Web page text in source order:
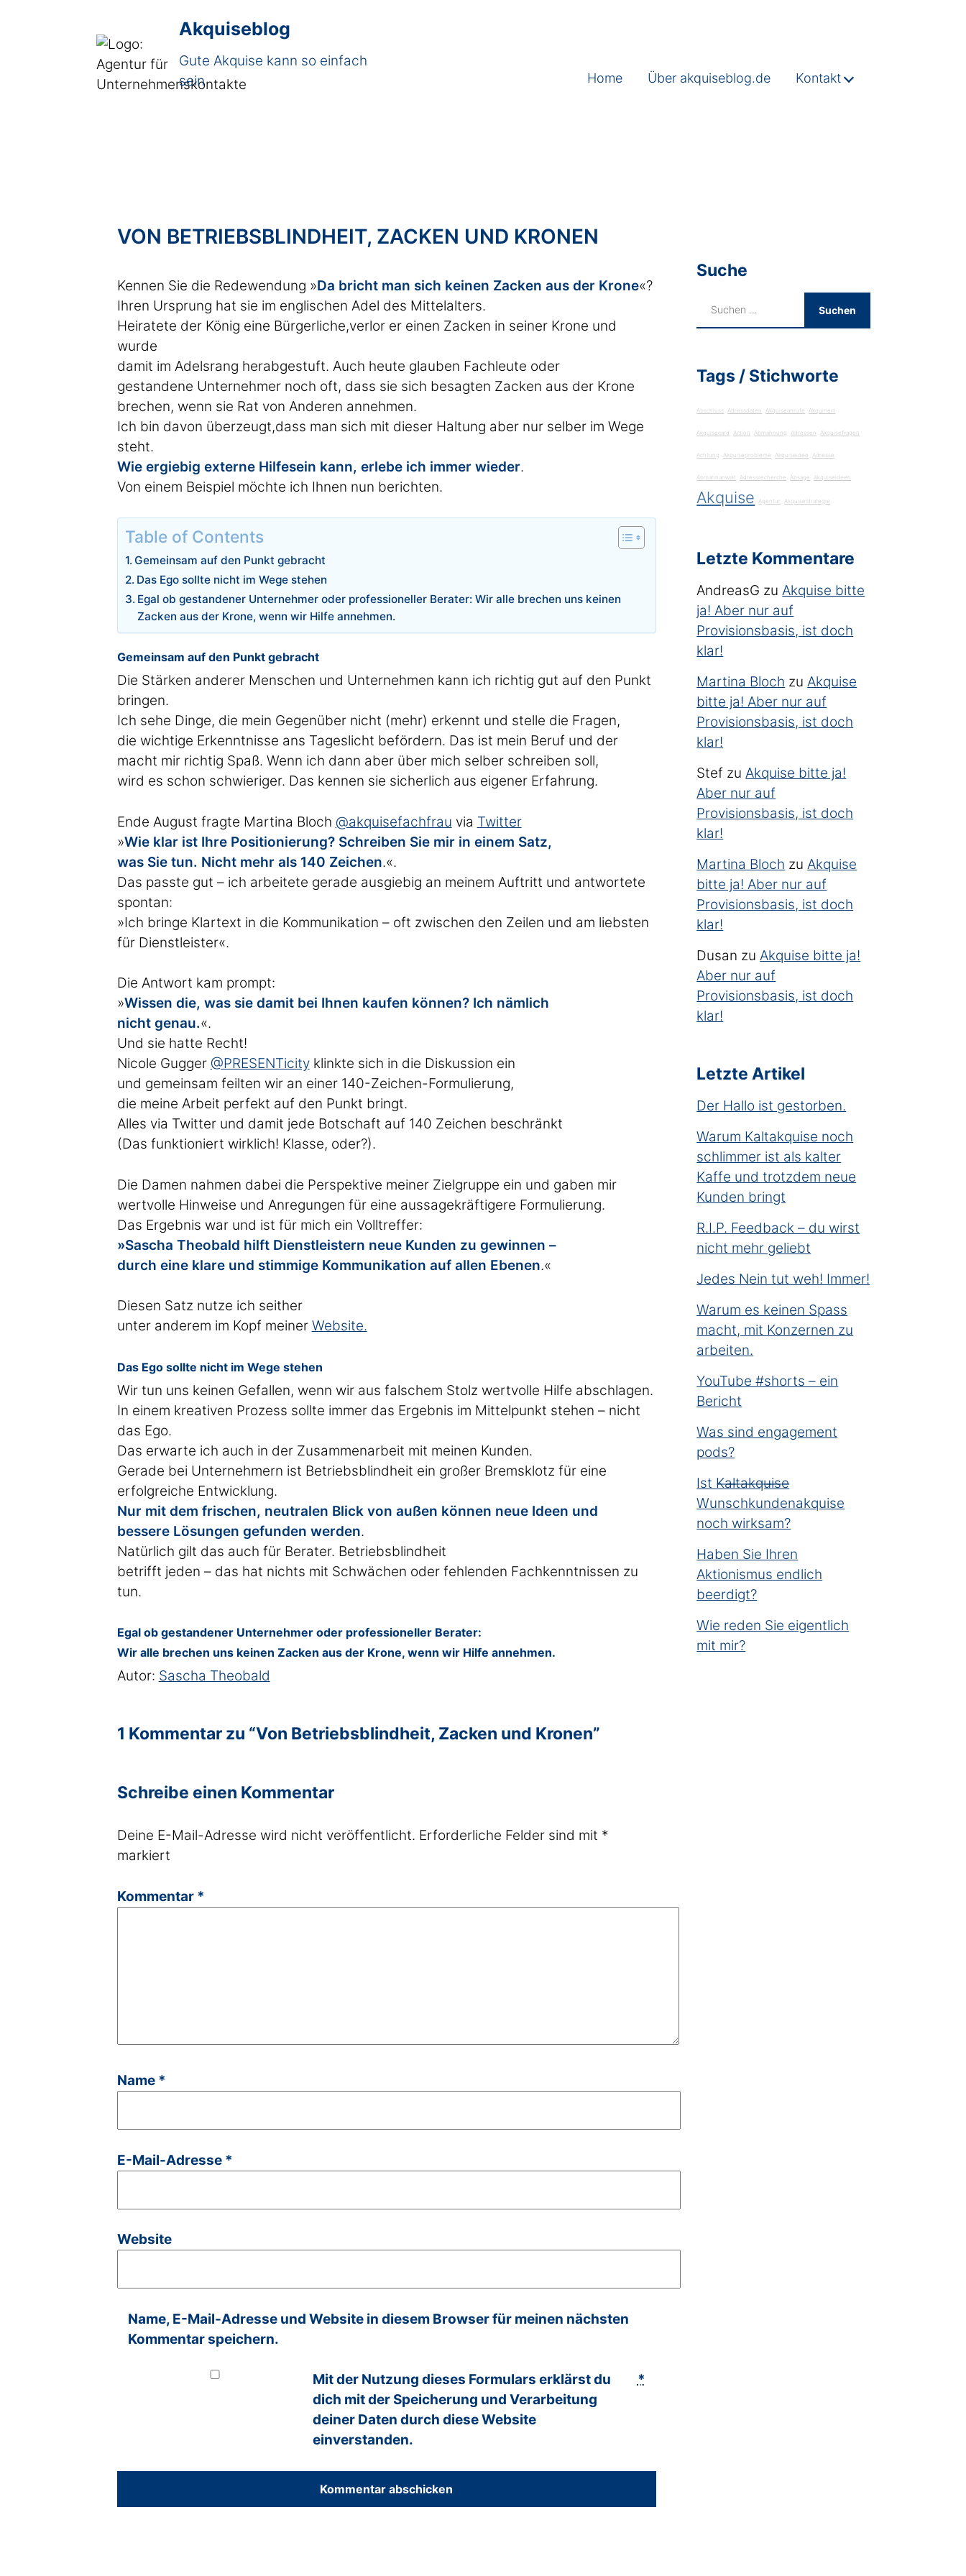
Akquiseblog
Gute Akquise kann so einfach
sein
Home Über akquiseblog.de Kontakt
VON BETRIEBSBLINDHEIT, ZACKEN UND KRONEN
Kennen Sie die Redewendung »Da bricht man sich keinen Zacken aus der Krone«?
Ihren Ursprung hat sie im englischen Adel des Mittelalters.
Heiratete der König eine Bürgerliche,verlor er einen Zacken in seiner Krone und
wurde
damit im Adelsrang herabgestuft. Auch heute glauben Fachleute oder
gestandene Unternehmer noch oft, dass sie sich besagten Zacken aus der Krone
brechen, wenn sie Rat von Anderen annehmen.
Ich bin davon überzeugt,dass man sich mit dieser Haltung aber nur selber im Wege
steht.
Wie ergiebig externe Hilfesein kann, erlebe ich immer wieder.
Von einem Beispiel möchte ich Ihnen nun berichten.
Table of Contents
Gemeinsam auf den Punkt gebracht
Das Ego sollte nicht im Wege stehen
Egal ob gestandener Unternehmer oder professioneller Berater: Wir alle brechen uns keinen
Zacken aus der Krone, wenn wir Hilfe annehmen.
Gemeinsam auf den Punkt gebracht
Die Stärken anderer Menschen und Unternehmen kann ich richtig gut auf den Punkt
bringen.
Ich sehe Dinge, die mein Gegenüber nicht (mehr) erkennt und stelle die Fragen,
die wichtige Erkenntnisse ans Tageslicht befördern. Das ist mein Beruf und der
macht mir richtig Spaß. Wenn ich dann aber über mich selber schreiben soll,
wird es schon schwieriger. Das kennen sie sicherlich aus eigener Erfahrung.
Ende August fragte Martina Bloch @akquisefachfrau via Twitter
»Wie klar ist Ihre Positionierung? Schreiben Sie mir in einem Satz,
was Sie tun. Nicht mehr als 140 Zeichen.«.
Das passte gut – ich arbeitete gerade ausgiebig an meinem Auftritt und antwortete
spontan:
»Ich bringe Klartext in die Kommunikation – oft zwischen den Zeilen und am liebsten
für Dienstleister«.
Die Antwort kam prompt:
»Wissen die, was sie damit bei Ihnen kaufen können? Ich nämlich
nicht genau.«.
Und sie hatte Recht!
Nicole Gugger @PRESENTicityklinkte sich in die Diskussion ein
und gemeinsam feilten wir an einer 140-Zeichen-Formulierung,
die meine Arbeit perfekt auf den Punkt bringt.
Alles via Twitter und damit jede Botschaft auf 140 Zeichen beschränkt
(Das funktioniert wirklich! Klasse, oder?).
Die Damen nahmen dabei die Perspektive meiner Zielgruppe ein und gaben mir
wertvolle Hinweise und Anregungen für eine aussagekräftigere Formulierung.
Das Ergebnis war und ist für mich ein Volltreffer:
»Sascha Theobald hilft Dienstleistern neue Kunden zu gewinnen –
durch eine klare und stimmige Kommunikation auf allen Ebenen.«
Diesen Satz nutze ich seither
unter anderem im Kopf meiner Website.
Das Ego sollte nicht im Wege stehen
Wir tun uns keinen Gefallen, wenn wir aus falschem Stolz wertvolle Hilfe abschlagen.
In einem kreativen Prozess sollte immer das Ergebnis im Mittelpunkt stehen – nicht
das Ego.
Das erwarte ich auch in der Zusammenarbeit mit meinen Kunden.
Gerade bei Unternehmern ist Betriebsblindheit ein großer Bremsklotz für eine
erfolgreiche Entwicklung.
Nur mit dem frischen, neutralen Blick von außen können neue Ideen und
bessere Lösungen gefunden werden.
Natürlich gilt das auch für Berater. Betriebsblindheit
betrifft jeden – das hat nichts mit Schwächen oder fehlenden Fachkenntnissen zu
tun.
Egal ob gestandener Unternehmer oder professioneller Berater:
Wir alle brechen uns keinen Zacken aus der Krone, wenn wir Hilfe annehmen.
Autor: Sascha Theobald
1 Kommentar zu “Von Betriebsblindheit, Zacken und Kronen”
Schreibe einen Kommentar
Deine E-Mail-Adresse wird nicht veröffentlicht. Erforderliche Felder sind mit *
markiert
Kommentar *
Name *
E-Mail-Adresse *
Website
Name, E-Mail-Adresse und Website in diesem Browser für meinen nächsten
Kommentar speichern.
Mit der Nutzung dieses Formulars erklärst du
dich mit der Speicherung und Verarbeitung
deiner Daten durch diese Website
einverstanden.
*
Suche
Tags / Stichworte
Abschluss Adressdaten Akquiseanrufe Akquiriert
Akquisecard Action Abmahnung Adressen Akquisefragen
Achtung Akquiseprobleme Akquiseidee Adresse
Abmahnanwalt Adressrecherche Absage Akquiseideen
Akquise Agentur Akquisestrategie
Letzte Kommentare
AndreasG zu Akquise bitte
ja! Aber nur auf
Provisionsbasis, ist doch
klar!
Martina Bloch zu Akquise
bitte ja! Aber nur auf
Provisionsbasis, ist doch
klar!
Stef zu Akquise bitte ja!
Aber nur auf
Provisionsbasis, ist doch
klar!
Martina Bloch zu Akquise
bitte ja! Aber nur auf
Provisionsbasis, ist doch
klar!
Dusan zu Akquise bitte ja!
Aber nur auf
Provisionsbasis, ist doch
klar!
Letzte Artikel
Der Hallo ist gestorben.
Warum Kaltakquise noch
schlimmer ist als kalter
Kaffe und trotzdem neue
Kunden bringt
R.I.P. Feedback – du wirst
nicht mehr geliebt
Jedes Nein tut weh! Immer!
Warum es keinen Spass
macht, mit Konzernen zu
arbeiten.
YouTube #shorts – ein
Bericht
Was sind engagement
pods?
Ist K̶a̶l̶t̶a̶k̶q̶u̶i̶s̶e̶
Wunschkundenakquise
noch wirksam?
Haben Sie Ihren
Aktionismus endlich
beerdigt?
Wie reden Sie eigentlich
mit mir?